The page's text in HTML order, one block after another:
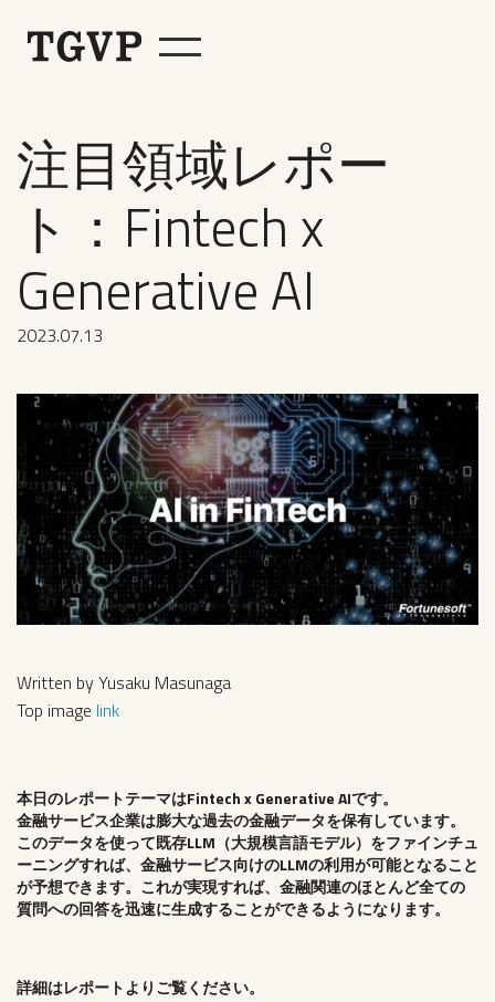
注目領域レポー
ト：Fintech x
Generative AI
2023.07.13
Written by Yusaku Masunaga
Top image link
本日のレポートテーマはFintech x Generative AIです。
金融サービス企業は膨大な過去の金融データを保有しています。
このデータを使って既存LLM（大規模言語モデル）をファインチュ
ーニングすれば、金融サービス向けのLLMの利用が可能となること
が予想できます。これが実現すれば、金融関連のほとんど全ての
質問への回答を迅速に生成することができるようになります。
詳細はレポートよりご覧ください。